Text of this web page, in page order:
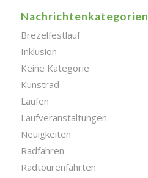
Nachrichtenkategorien
Brezelfestlauf
Inklusion
Keine Kategorie
Kunstrad
Laufen
Laufveranstaltungen
Neuigkeiten
Radfahren
Radtourenfahrten